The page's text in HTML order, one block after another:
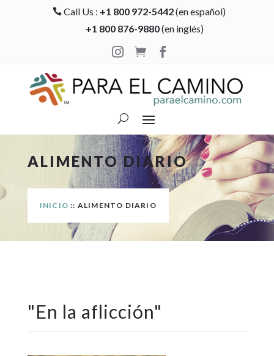
 Call Us : +1 800 972-5442(en español)
+1 800 876-9880(en inglés)

 
ALIMENTO DIARIO
INICIO :: ALIMENTO DIARIO
"En la aflicción"